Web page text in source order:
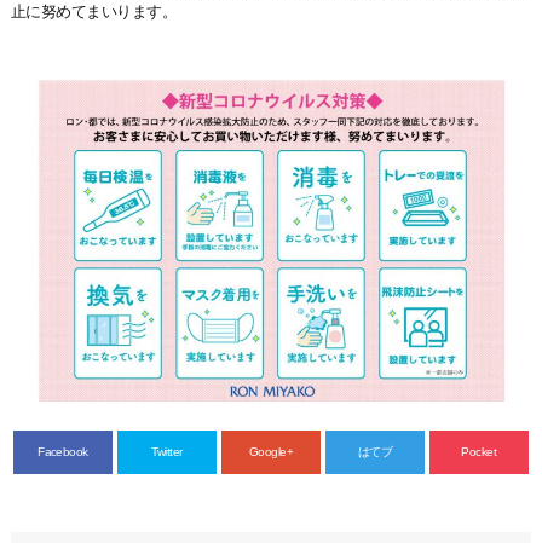
止に努めてまいります。
Facebook Twitter Google+ はてブ Pocket